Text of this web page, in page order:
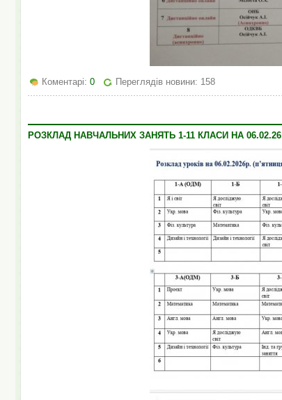
Коментарі: 0 Переглядів новини: 158
РОЗКЛАД НАВЧАЛЬНИХ ЗАНЯТЬ 1-11 КЛАСИ НА 06.02.26